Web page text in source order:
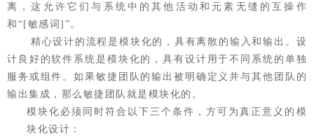
离，这允许它们与系统中的其他活动和元素无缝的互操作
和“[敏感词]”。
精心设计的流程是模块化的，具有离散的输入和输出。设
计良好的软件系统是模块化的，具有设计用于不同系统的单独
服务或组件。如果敏捷团队的输出被明确定义并与其他团队的
输出集成，那么敏捷团队就是模块化的。
模块化必须同时符合以下三个条件，方可为真正意义的模
块化设计：